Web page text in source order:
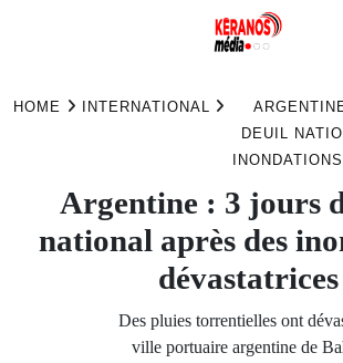
HOME INTERNATIONAL
DEUIL
Argentine : 3 jours
national après des
dévastatrices
Des pluies torrentielles ont
ville portuaire argentine de